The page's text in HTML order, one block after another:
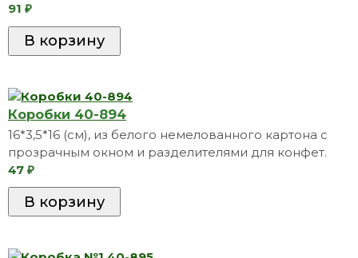
91 ₽
Коробки 40-894
16*3,5*16 (см), из белого немелованного картона с
прозрачным окном и разделителями для конфет.
47 ₽